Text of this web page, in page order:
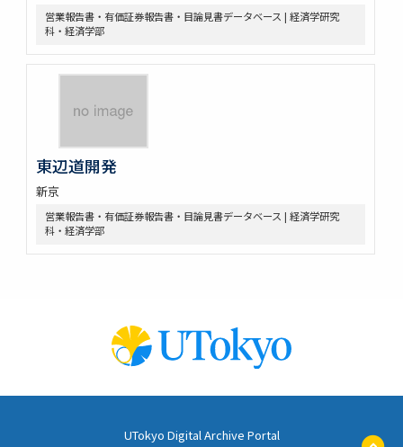
営業報告書・有価証券報告書・目論見書データベース | 経済学研究
科・経済学部
東辺道開発
新京
営業報告書・有価証券報告書・目論見書データベース | 経済学研究
科・経済学部
UTokyo Digital Archive Portal ペ